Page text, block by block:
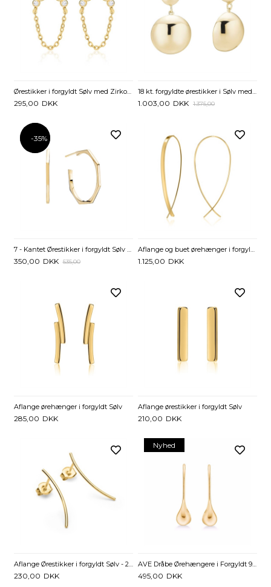
Ørestikker i forgyldt Sølv med Zirkonia og Kæder
295,00 DKK
18 kt. forgyldte ørestikker i Sølv med Kugler
1.003,00 DKK 1.375,00
-35%
-35%
350,00 DKK 535,00 1.125,00 DKK
Aflange ørehænger i forgyldt Sølv
285,00 DKK
Aflange ørestikker i forgyldt Sølv
210,00 DKK
Aflange Ørestikker i forgyldt Sølv - 23 mm
230,00 DKK
Nyhed
AVE Dråbe Ørehængere i Forgyldt 925 Sterling Sølv
495,00 DKK